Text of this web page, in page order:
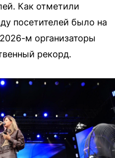
Как отметили
посетителей было на
м организаторы
рекорд.